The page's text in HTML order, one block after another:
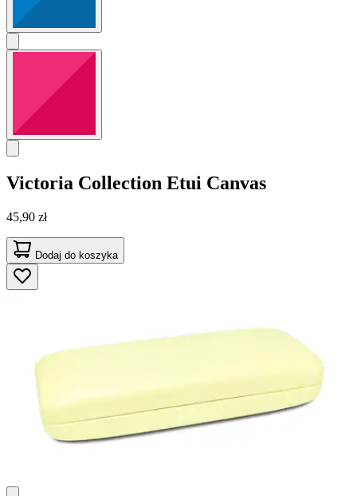
Victoria Collection Etui Canvas
45,90 zł
Dodaj do koszyka